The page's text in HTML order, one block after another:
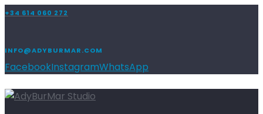
+34 614 060 272
INFO@ADYBURMAR.COM
FacebookInstagramWhatsApp